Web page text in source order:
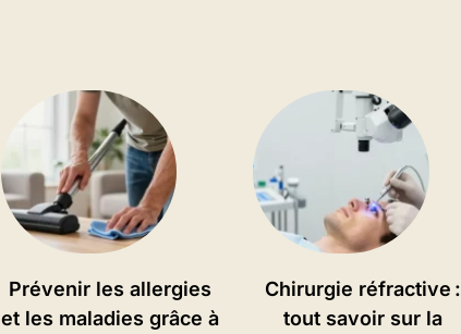
Prévenir les allergies
et les maladies grâce à
Chirurgie réfractive :
tout savoir sur la